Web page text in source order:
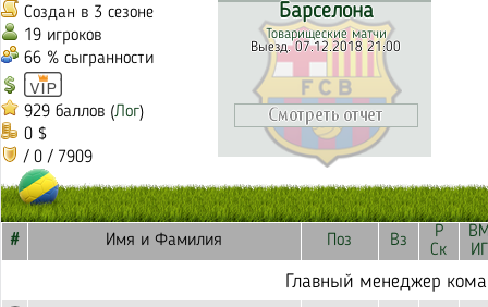
Создан в 3 сезоне
19 игроков
66 % сыгранности
929 баллов (Лог)
0 $
/ 0 / 7909
Барселона
Товарищеские матчи
Выезд. 07.12.2018 21:00
# Имя и Фамилия Поз Вз
Р
Ск
ИГ
Главный менеджер